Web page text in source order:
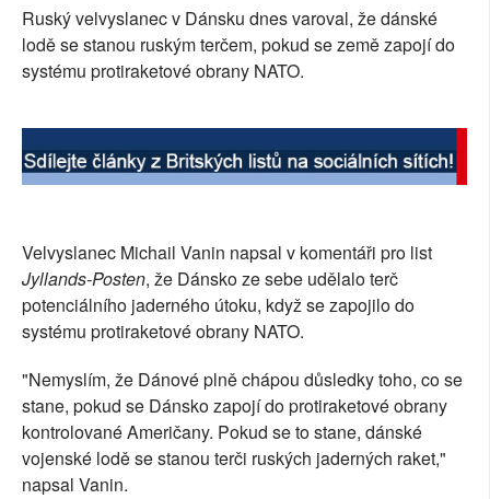
RUBRIKY
PLNÁ VERZE STRÁNEK
Ruský velvyslanec v Dánsku dnes varoval, že dánské
lodě se stanou ruským terčem, pokud se země zapojí do
systému protiraketové obrany NATO.
Velvyslanec Michail Vanin napsal v komentáři pro list
Jyllands-Posten, že Dánsko ze sebe udělalo terč
potenciálního jaderného útoku, když se zapojilo do
systému protiraketové obrany NATO.
"Nemyslím, že Dánové plně chápou důsledky toho, co se
stane, pokud se Dánsko zapojí do protiraketové obrany
kontrolované Američany. Pokud se to stane, dánské
vojenské lodě se stanou terči ruských jaderných raket,"
napsal Vanin.